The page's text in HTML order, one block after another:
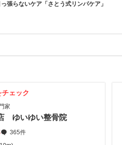
張らないケア「さとう式リンパケア」
ェック
家
ゆいゆい整骨院
365件